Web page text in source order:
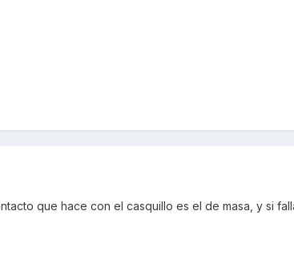
que hace con el casquillo es el de masa, y si